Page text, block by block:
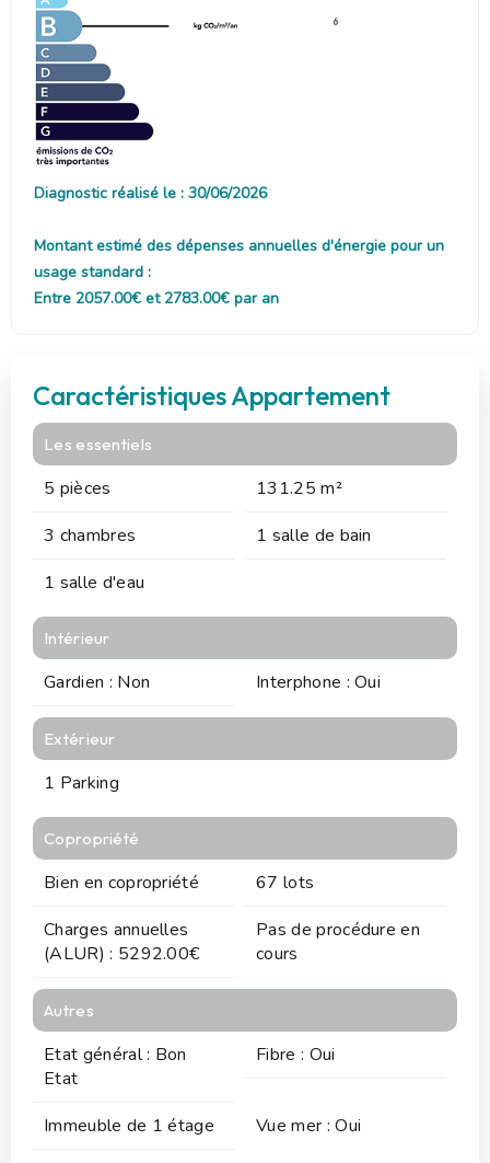
6
Diagnostic réalisé le : 30/06/2026
Montant estimé des dépenses annuelles d'énergie pour un
usage standard :
Entre 2057.00€ et 2783.00€ par an
Caractéristiques Appartement
Les essentiels
5 pièces
131.25 m²
3 chambres
1 salle de bain
1 salle d'eau
Intérieur
Gardien : Non Interphone : Oui
Extérieur
1 Parking
Copropriété
Bien en copropriété
67 lots
Charges annuelles
(ALUR) : 5292.00€
Pas de procédure en
cours
Autres
Etat général : Bon
Etat
Fibre : Oui
Immeuble de 1 étage Vue mer : Oui